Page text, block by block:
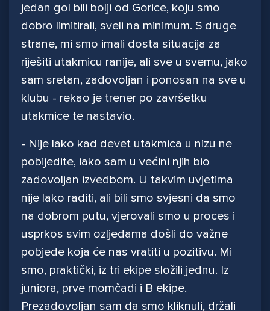
jedan gol bili bolji od Gorice, koju smo
dobro limitirali, sveli na minimum. S druge
strane, mi smo imali dosta situacija za
riješiti utakmicu ranije, ali sve u svemu, jako
sam sretan, zadovoljan i ponosan na sve u
klubu - rekao je trener po završetku
utakmice te nastavio.
- Nije lako kad devet utakmica u nizu ne
pobijedite, iako sam u većini njih bio
zadovoljan izvedbom. U takvim uvjetima
nije lako raditi, ali bili smo svjesni da smo
na dobrom putu, vjerovali smo u proces i
usprkos svim ozljedama došli do važne
pobjede koja će nas vratiti u pozitivu. Mi
smo, praktički, iz tri ekipe složili jednu. Iz
juniora, prve momčadi i B ekipe.
Prezadovoljan sam da smo kliknuli, držali